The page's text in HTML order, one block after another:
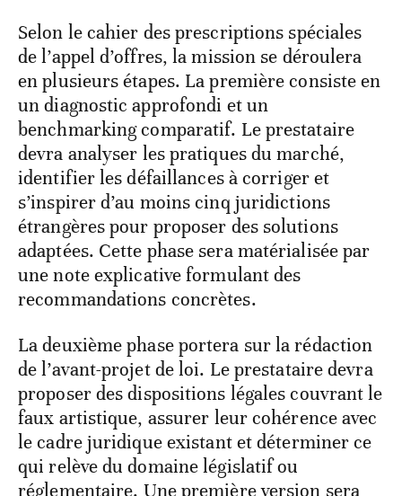
Selon le cahier des prescriptions spéciales
de l’appel d’offres, la mission se déroulera
en plusieurs étapes. La première consiste en
un diagnostic approfondi et un
benchmarking comparatif. Le prestataire
devra analyser les pratiques du marché,
identifier les défaillances à corriger et
s’inspirer d’au moins cinq juridictions
étrangères pour proposer des solutions
adaptées. Cette phase sera matérialisée par
une note explicative formulant des
recommandations concrètes.
La deuxième phase portera sur la rédaction
de l’avant-projet de loi. Le prestataire devra
proposer des dispositions légales couvrant le
faux artistique, assurer leur cohérence avec
le cadre juridique existant et déterminer ce
qui relève du domaine législatif ou
réglementaire. Une première version sera